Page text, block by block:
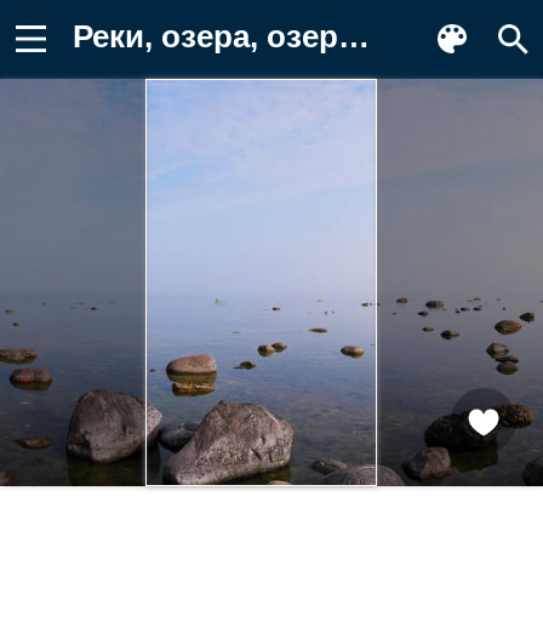
Реки, озера, озеро, небо, камни Картинка для телефона